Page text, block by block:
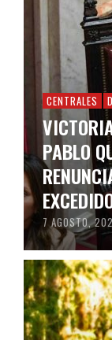
CENTRALES
PABLO
7 AGOSTO,